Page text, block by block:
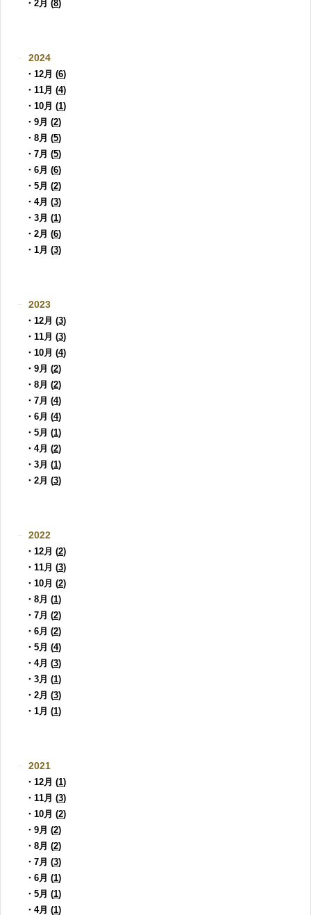
・2月 (8)
2024
・12月 (6)
・11月 (4)
・10月 (1)
・9月 (2)
・8月 (5)
・7月 (5)
・6月 (6)
・5月 (2)
・4月 (3)
・3月 (1)
・2月 (6)
・1月 (3)
2023
・12月 (3)
・11月 (3)
・10月 (4)
・9月 (2)
・8月 (2)
・7月 (4)
・6月 (4)
・5月 (1)
・4月 (2)
・3月 (1)
・2月 (3)
2022
・12月 (2)
・11月 (3)
・10月 (2)
・8月 (1)
・7月 (2)
・6月 (2)
・5月 (4)
・4月 (3)
・3月 (1)
・2月 (3)
・1月 (1)
2021
・12月 (1)
・11月 (3)
・10月 (2)
・9月 (2)
・8月 (2)
・7月 (3)
・6月 (1)
・5月 (1)
・4月 (1)